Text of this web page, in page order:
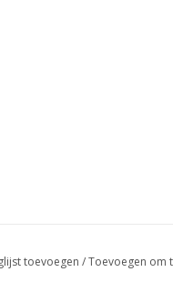
toevoegen /Toevoegen om